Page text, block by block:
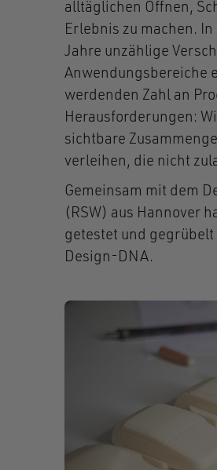
alltäglichen Öffnen,
Erlebnis zu machen.
Jahre unzählige
Anwendungsbereiche
werdenden Zahl an
Herausforderungen:
sichtbare
verleihen, die nicht
Gemeinsam mit dem
(RSW) aus Hannover
getestet und gegrübelt
Design-DNA.